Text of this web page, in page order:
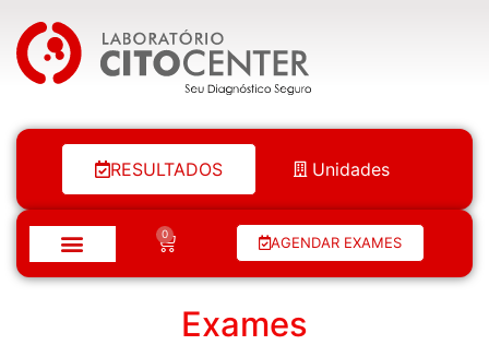
Laboratório Citocenter
RESULTADOS Unidades
0 AGENDAR EXAMES
Exames